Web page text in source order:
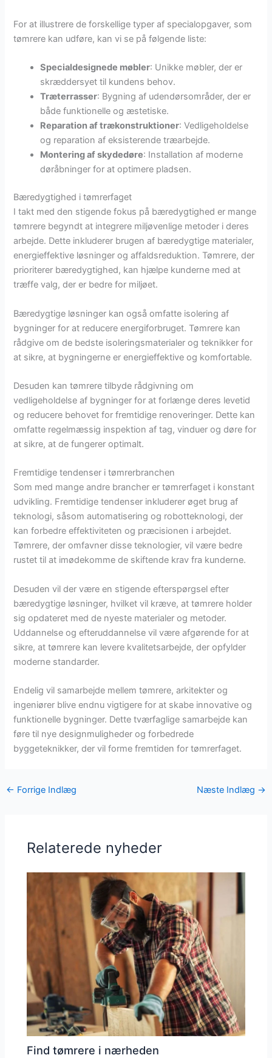
For at illustrere de forskellige typer af specialopgaver, som
tømrere kan udføre, kan vi se på følgende liste:
Specialdesignede møbler: Unikke møbler, der er
skræddersyet til kundens behov.
Træterrasser: Bygning af udendørsområder, der er
både funktionelle og æstetiske.
Reparation af trækonstruktioner: Vedligeholdelse
og reparation af eksisterende træarbejde.
Montering af skydedøre: Installation af moderne
døråbninger for at optimere pladsen.
Bæredygtighed i tømrerfaget
I takt med den stigende fokus på bæredygtighed er mange
tømrere begyndt at integrere miljøvenlige metoder i deres
arbejde. Dette inkluderer brugen af bæredygtige materialer,
energieffektive løsninger og affaldsreduktion. Tømrere, der
prioriterer bæredygtighed, kan hjælpe kunderne med at
træffe valg, der er bedre for miljøet.
Bæredygtige løsninger kan også omfatte isolering af
bygninger for at reducere energiforbruget. Tømrere kan
rådgive om de bedste isoleringsmaterialer og teknikker for
at sikre, at bygningerne er energieffektive og komfortable.
Desuden kan tømrere tilbyde rådgivning om
vedligeholdelse af bygninger for at forlænge deres levetid
og reducere behovet for fremtidige renoveringer. Dette kan
omfatte regelmæssig inspektion af tag, vinduer og døre for
at sikre, at de fungerer optimalt.
Fremtidige tendenser i tømrerbranchen
Som med mange andre brancher er tømrerfaget i konstant
udvikling. Fremtidige tendenser inkluderer øget brug af
teknologi, såsom automatisering og robotteknologi, der
kan forbedre effektiviteten og præcisionen i arbejdet.
Tømrere, der omfavner disse teknologier, vil være bedre
rustet til at imødekomme de skiftende krav fra kunderne.
Desuden vil der være en stigende efterspørgsel efter
bæredygtige løsninger, hvilket vil kræve, at tømrere holder
sig opdateret med de nyeste materialer og metoder.
Uddannelse og efteruddannelse vil være afgørende for at
sikre, at tømrere kan levere kvalitetsarbejde, der opfylder
moderne standarder.
Endelig vil samarbejde mellem tømrere, arkitekter og
ingeniører blive endnu vigtigere for at skabe innovative og
funktionelle bygninger. Dette tværfaglige samarbejde kan
føre til nye designmuligheder og forbedrede
byggeteknikker, der vil forme fremtiden for tømrerfaget.
← Forrige Indlæg Næste Indlæg →
Relaterede nyheder
Find tømrere i nærheden